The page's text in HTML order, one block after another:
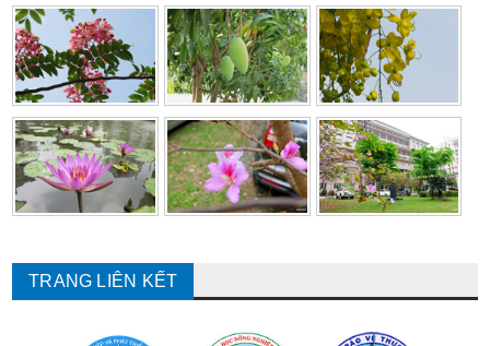
TRANG LIÊN KẾT